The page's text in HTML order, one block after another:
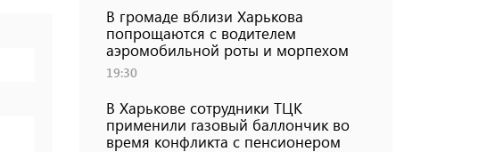
В громаде вблизи Харькова
попрощаются с водителем
аэромобильной роты и морпехом
19:30
В Харькове сотрудники ТЦК
применили газовый баллончик во
время конфликта с пенсионером